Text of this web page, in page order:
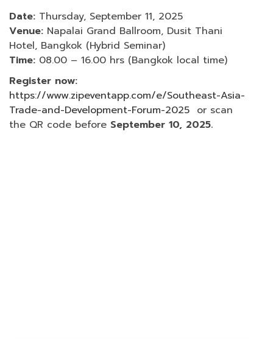
Date: Thursday, September 11, 2025
Venue: Napalai Grand Ballroom, Dusit Thani
Hotel, Bangkok (Hybrid Seminar)
Time: 08.00 – 16.00 hrs (Bangkok local time)
Register now:
https://www.zipeventapp.com/e/Southeast-Asia-
Trade-and-Development-Forum-2025 or scan
the QR code before September 10, 2025.